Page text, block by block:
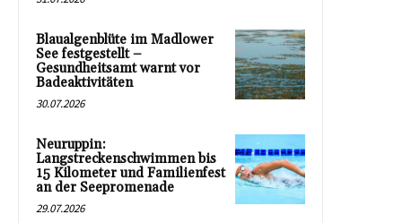
Blaualgenblüte im Madlower
See festgestellt –
Gesundheitsamt warnt vor
Badeaktivitäten
30.07.2026
Neuruppin:
Langstreckenschwimmen bis
15 Kilometer und Familienfest
an der Seepromenade
29.07.2026